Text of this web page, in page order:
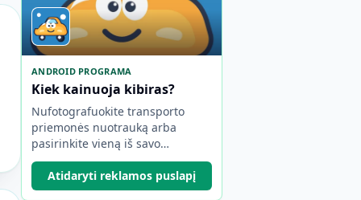
ANDROID PROGRAMA
Kiek kainuoja kibiras?
Nufotografuokite transporto
priemonės nuotrauką arba
pasirinkite vieną iš savo
galerijos, kad įvertintumėte
modelį, apytikslius metus ir
rinkos vertę.
Atidaryti reklamos puslapį